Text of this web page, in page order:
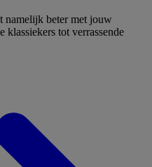
namelijk beter met jouw
tot verrassende